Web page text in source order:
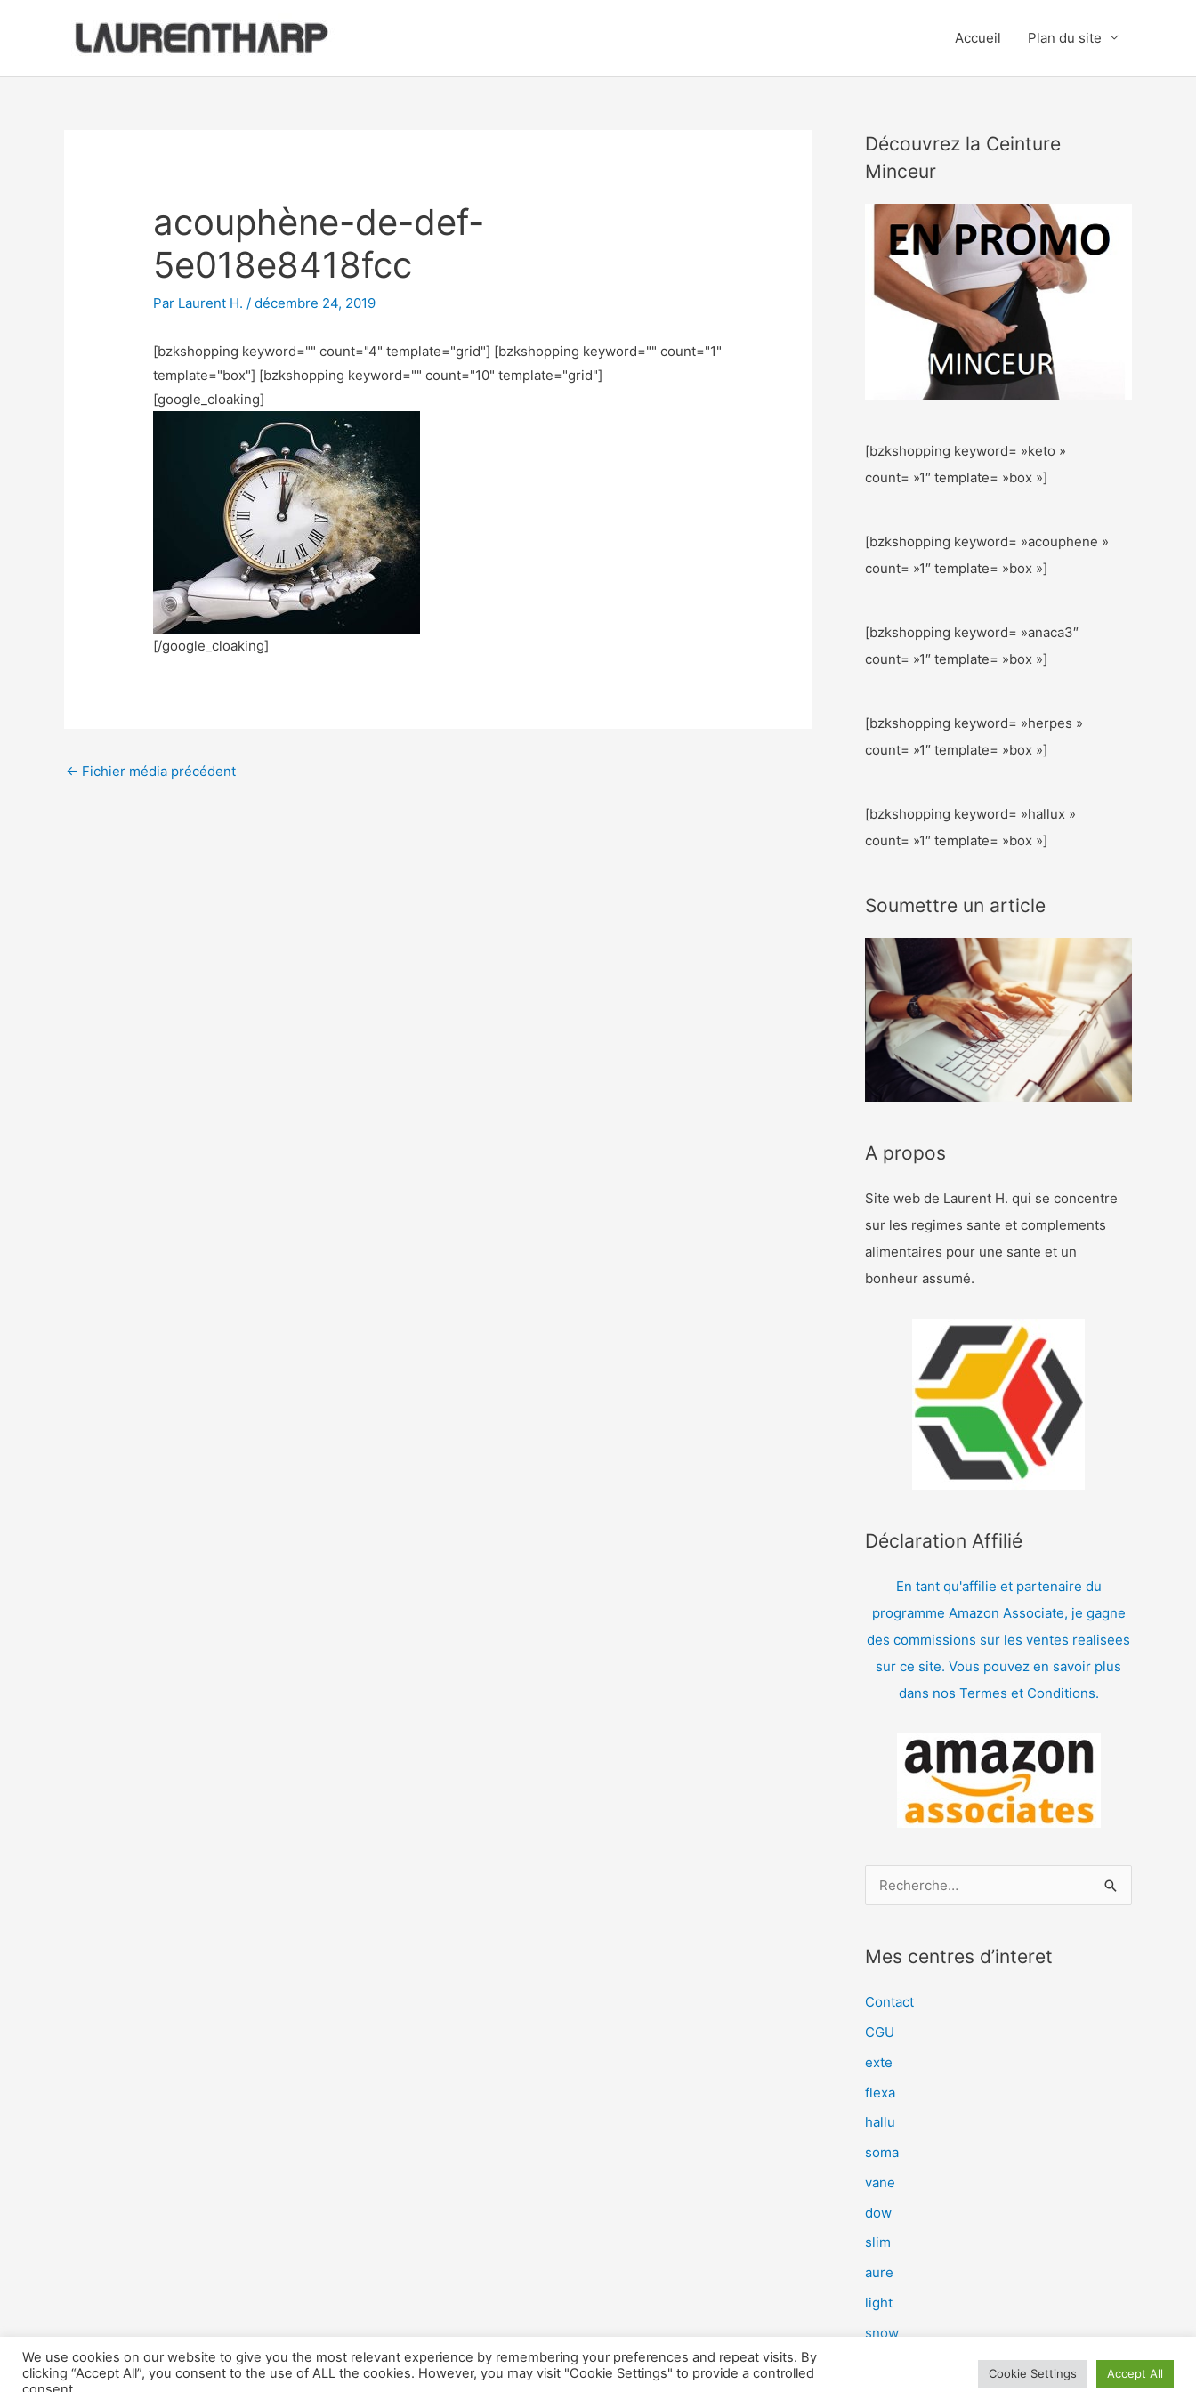
Accueil Plan du site
acouphène-de-def-
5e018e8418fcc
Par Laurent H./décembre 24, 2019
[bzkshopping keyword="" count="4" template="grid"] [bzkshopping keyword="" count="1"
template="box"] [bzkshopping keyword="" count="10" template="grid"]
[google_cloaking]
[/google_cloaking]
← Fichier média précédent
Découvrez la Ceinture
Minceur
[bzkshopping keyword= »keto »
count= »1″ template= »box »]
[bzkshopping keyword= »acouphene »
count= »1″ template= »box »]
[bzkshopping keyword= »anaca3″
count= »1″ template= »box »]
[bzkshopping keyword= »herpes »
count= »1″ template= »box »]
[bzkshopping keyword= »hallux »
count= »1″ template= »box »]
Soumettre un article
A propos
Site web de Laurent H. qui se concentre
sur les regimes sante et complements
alimentaires pour une sante et un
bonheur assumé.
Déclaration Affilié
En tant qu'affilie et partenaire du
programme Amazon Associate, je gagne
des commissions sur les ventes realisees
sur ce site. Vous pouvez en savoir plus
dans nos Termes et Conditions.
e
e
r
:
Mes centres d’interet
Contact
CGU
exte
flexa
hallu
soma
vane
dow
slim
aure
light
snow
We use cookies on our website to give you the most relevant experience by remembering your preferences and repeat visits. By
clicking “Accept All”, you consent to the use of ALL the cookies. However, you may visit "Cookie Settings" to provide a controlled
Cookie Settings Accept All